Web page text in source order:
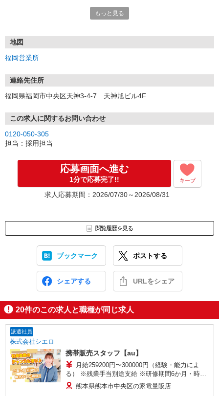
①応募から3営業日を目安に、メールorお電話でご連絡します。
★スマホでWEB面接（LINEなど）・出張面接・事務所面接と選べま
す
③面接実施（履歴書不要）
※ご希望があれば、職場見学の調整もOKです！
お気軽にご応募ください♪
もっと見る
地図
福岡営業所
連絡先住所
福岡県福岡市中央区天神3-4-7 天神旭ビル4F
この求人に関するお問い合わせ
0120-050-305
担当：採用担当
応募画面へ進む
1分で応募完了!! キープ
求人応募期間：2026/07/30～2026/08/31
閲覧履歴を見る
ブックマーク ポストする
シェアする URLをシェア
20件のこの求人と職種が同じ求人
派遣社員
株式会社シエロ
携帯販売スタッフ【au】
月給259200円〜300000円（経験・能力によ
る） ※残業手当別途支給 ※研修期間6か月・時給
1500円〜 ★交通費別途支給（規定あり） ゜
+゜・。○。・゜+゜・。○。・゜+゜ 入社祝い金10
熊本県熊本市中央区の家電量販店